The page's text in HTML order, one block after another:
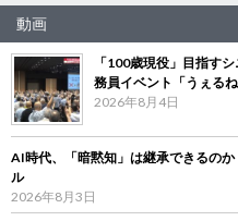
動画
「100歳現役」目指す
務員イベント「うぇるね
2026年8月4日
AI時代、「暗黙知」は継承できるの
ル
2026年8月3日